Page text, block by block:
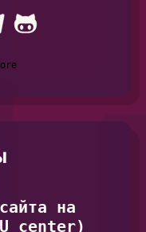
на
center)